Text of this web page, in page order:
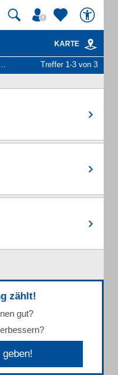
KARTE
Treffer 1-3 von 3
zählt!
gut?